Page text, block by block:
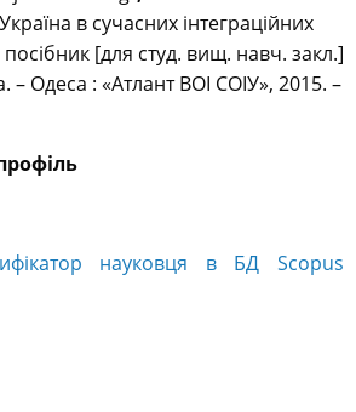
в сучасних інтеграційних
[для студ. вищ. навч. закл.]
– Одеса : «Атлант ВОІ СОІУ», 2015. –
науковця в БД Scopus